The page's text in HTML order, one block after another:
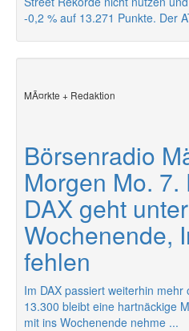
-0,2 % auf 13.271 Punkte. Der
MÃ¤rkte + Redaktion
Börsenradio
Morgen Mo.
DAX geht
Wochenende,
fehlen
Im DAX passiert weiterhin
13.300 bleibt eine hartnäckige
mit ins Wochenende nehme ...